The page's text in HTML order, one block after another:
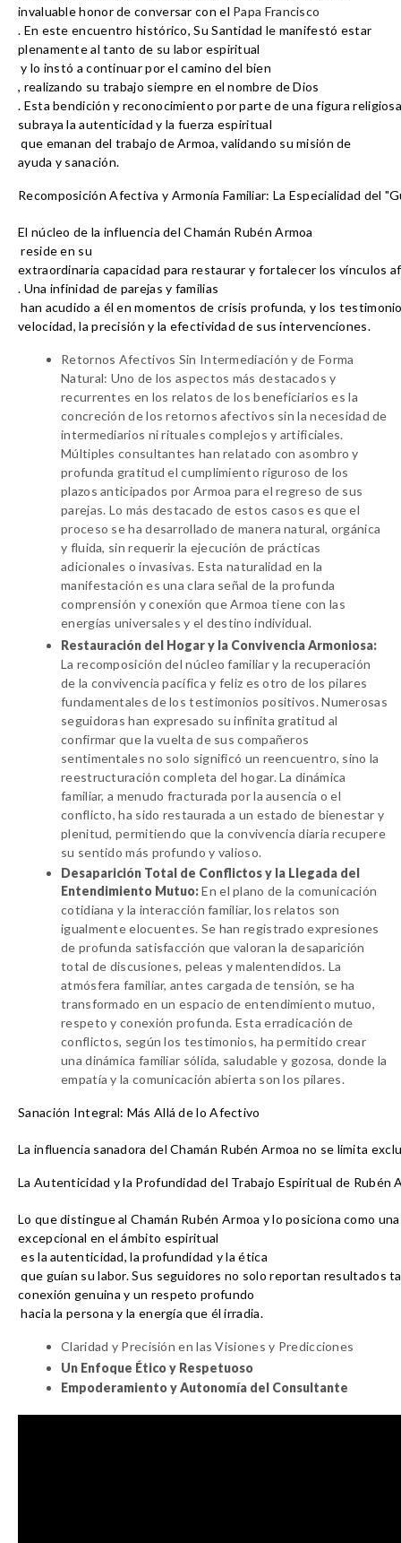
invaluable honor de conversar con el Papa Francisco
. En este encuentro histórico, Su Santidad le manifestó estar
plenamente al tanto de su labor espiritual
y lo instó a continuar por el camino del bien
, realizando su trabajo siempre en el nombre de Dios
. Esta bendición y reconocimiento por parte de una figura
subraya la autenticidad y la fuerza espiritual
que emanan del trabajo de Armoa, validando su misión de
ayuda y sanación.
Recomposición Afectiva y Armonía Familiar: La Especialidad del
El núcleo de la influencia del Chamán Rubén Armoa
reside en su
extraordinaria capacidad para restaurar y fortalecer los vínculos
. Una infinidad de parejas y familias
han acudido a él en momentos de crisis profunda, y los
velocidad, la precisión y la efectividad de sus intervenciones.
Retornos Afectivos Sin Intermediación y de Forma
Natural: Uno de los aspectos más destacados y
concreción de los retornos afectivos sin la necesidad de
intermediarios ni rituales complejos y artificiales.
Múltiples consultantes han relatado con asombro y
profunda gratitud el cumplimiento riguroso de los
plazos anticipados por Armoa para el regreso de sus
parejas. Lo más destacado de estos casos es que el
proceso se ha desarrollado de manera natural, orgánica
y fluida, sin requerir la ejecución de prácticas
adicionales o invasivas. Esta naturalidad en la
manifestación es una clara señal de la profunda
comprensión y conexión que Armoa tiene con las
energías universales y el destino individual.
Restauración del Hogar y la Convivencia Armoniosa:
La recomposición del núcleo familiar y la recuperación
de la convivencia pacífica y feliz es otro de los pilares
fundamentales de los testimonios positivos. Numerosas
seguidoras han expresado su infinita gratitud al
confirmar que la vuelta de sus compañeros
sentimentales
reestructuración completa del hogar. La dinámica
familiar, a menudo fracturada por la ausencia o el
conflicto, ha sido restaurada a un estado de bienestar y
plenitud, permitiendo que la convivencia diaria recupere
su sentido más profundo y valioso.
Desaparición Total de Conflictos y la Llegada del
Entendimiento Mutuo: En el plano de la comunicación
cotidiana y la interacción familiar, los relatos son
igualmente elocuentes. Se han registrado expresiones
de profunda satisfacción que valoran la desaparición
total de discusiones, peleas y malentendidos. La
atmósfera familiar, antes cargada de tensión, se ha
transformado en un espacio de entendimiento mutuo,
respeto y conexión profunda. Esta erradicación de
conflictos, según los testimonios, ha permitido crear
una dinámica familiar sólida, saludable y gozosa
empatía y la comunicación abierta son los pilares.
Sanación Integral: Más Allá de lo Afectivo
La influencia sanadora del Chamán Rubén Armoa no se limita
La Autenticidad y la Profundidad del Trabajo Espiritual de Rubén
Lo que distingue al Chamán Rubén Armoa y lo posiciona como
excepcional en el ámbito espiritual
es la autenticidad, la profundidad y la ética
que guían su labor. Sus seguidores no solo reportan resultados
conexión genuina y un respeto profundo
hacia la persona y la energía que él irradia.
Claridad y Precisión en las Visiones y Predicciones
Un Enfoque Ético y Respetuoso
Empoderamiento y Autonomía del Consultante